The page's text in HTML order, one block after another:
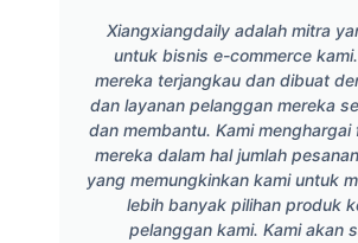
Xiangxiangdaily adalah mitra
untuk bisnis e-commerce
mereka terjangkau dan dibuat
dan layanan pelanggan mereka
dan membantu. Kami menghargai
mereka dalam hal jumlah
yang memungkinkan kami untuk
lebih banyak pilihan produk
pelanggan kami. Kami akan